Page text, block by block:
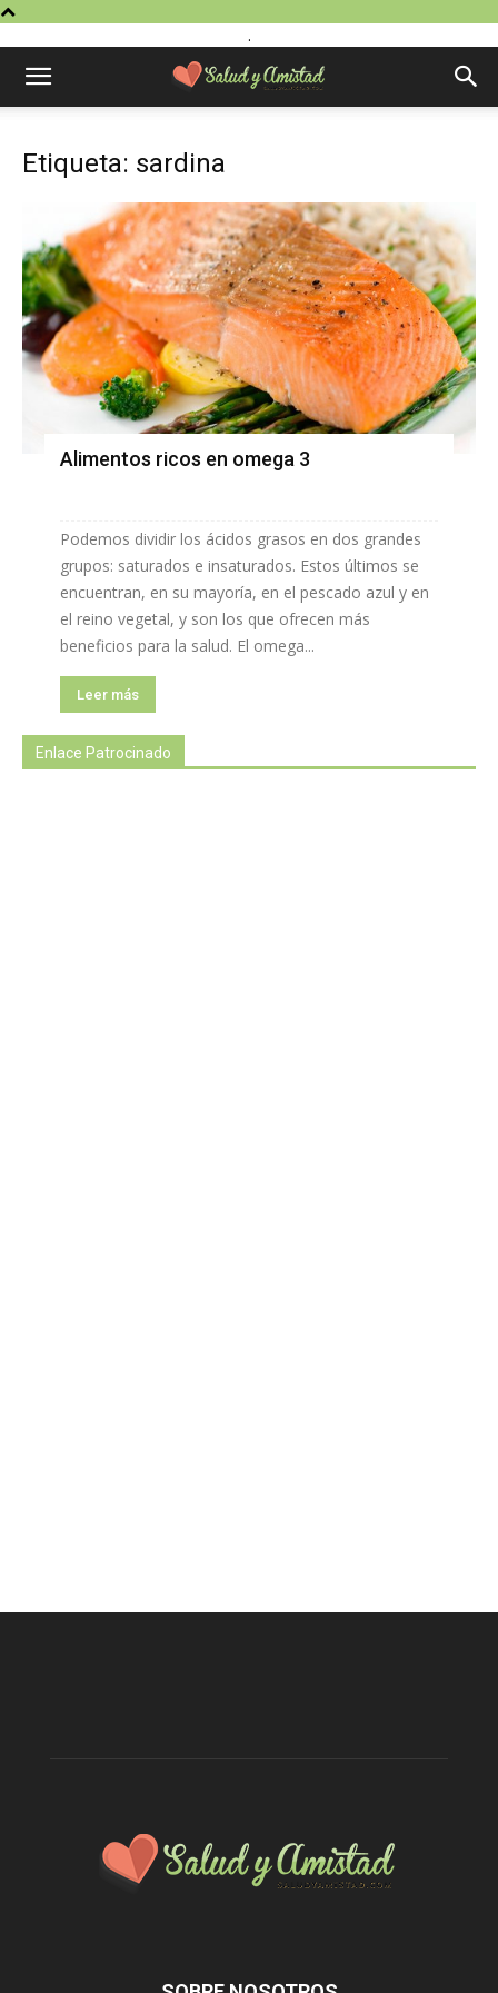
.
Etiqueta: sardina
Alimentos ricos en omega 3
Podemos dividir los ácidos grasos en dos grandes
grupos: saturados e insaturados. Estos últimos se
encuentran, en su mayoría, en el pescado azul y en
el reino vegetal, y son los que ofrecen más
beneficios para la salud. El omega...
Leer más
Enlace Patrocinado